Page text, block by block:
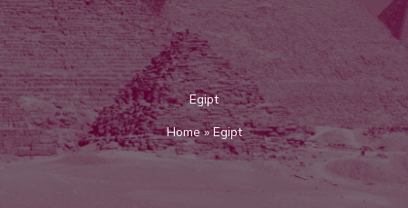
Egipt
Home » Egipt